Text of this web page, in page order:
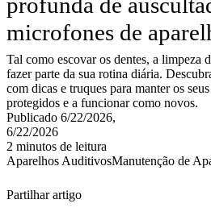
microfones de
Tal como escovar os dentes, a limpeza
fazer parte da sua rotina diária.
com dicas e truques para manter os
protegidos e a funcionar como novos.
Publicado 6/22/2026,
6/22/2026
2 minutos de leitura
Aparelhos AuditivosManutenção de
Partilhar artigo